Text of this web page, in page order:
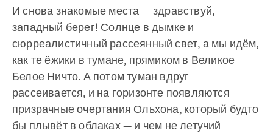
И снова знакомые места — здравствуй,
западный берег! Солнце в дымке и
сюрреалистичный рассеянный свет, а мы идём,
как те ёжики в тумане, прямиком в Великое
Белое Ничто. А потом туман вдруг
рассеивается, и на горизонте появляются
призрачные очертания Ольхона, который будто
бы плывёт в облаках — и чем не летучий